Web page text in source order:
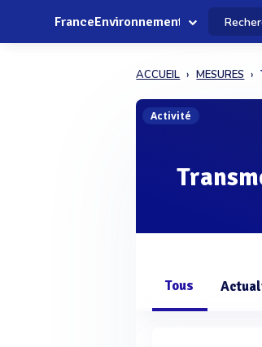
FranceEnvironnement
ACCUEIL MESURES
Activité
Tous